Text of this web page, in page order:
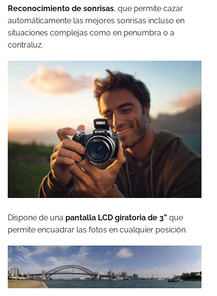
Reconocimiento de sonrisas, que permite cazar
automáticamente las mejores sonrisas incluso en
situaciones complejas como en penumbra o a
contraluz.
Dispone de una pantalla LCD giratoria de 3” que
permite encuadrar las fotos en cualquier posición.